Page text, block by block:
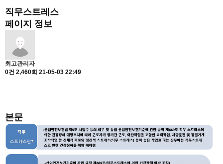
직무스트레스
페이지 정보
최고관리자
0건 2,460회 21-05-03 22:49
본문